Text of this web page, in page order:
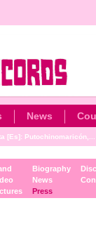
News
[Es]: Putochinomaricón,...
Biography
News
Press